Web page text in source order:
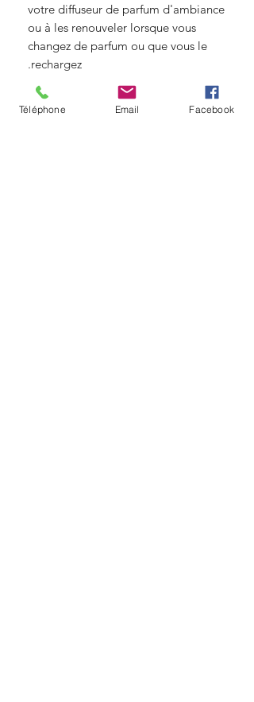
votre diffuseur de parfum d'ambiance
ou à les renouveler lorsque vous
changez de parfum ou que vous le
rechargez.
Informations complémentaires
Composition : voir Caractéristiques
Contenance : 200 ml
Téléphone Email Facebook